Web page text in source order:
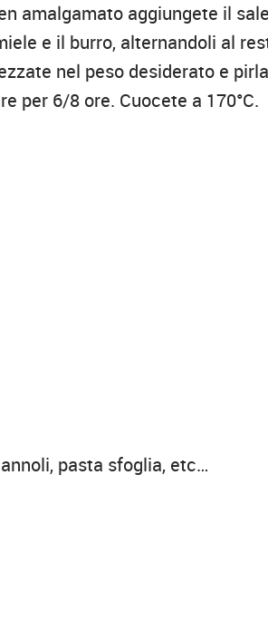
amalgamato aggiungete il
e il burro, alternandoli al
nel peso desiderato e
per 6/8 ore. Cuocete a 170°C.
pasta sfoglia, etc…